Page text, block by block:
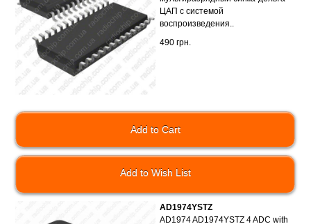
Add to Wish List
490 грн.
ЦАП с системой
воспроизведения..
AD1974YSTZ
AD1974 AD1974YSTZ 4 ADC with